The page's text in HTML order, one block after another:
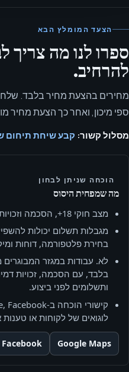
הצעד המומלץ הבא
ספרו לנו מה צריך
להרחיב.
ספי מיכון, ואחר כך הצעת מחיר
מסלול קשור: קבע שיחת תיחום של 20
הוכחה שניתן לבחון
מה שמפחית היסוס
מצב חוקי 18+, הסכמה וזכויות דמיון מאושרים לפני התכנון.
מגבלות תשלום יכולות
בחירת פלטפורמה, דוחות
בלבד, עם הסכמה, זכויות
ותשלומים לפני ביצוע.
לוגואים של לקוחות או טענות
Google Maps
Facebook